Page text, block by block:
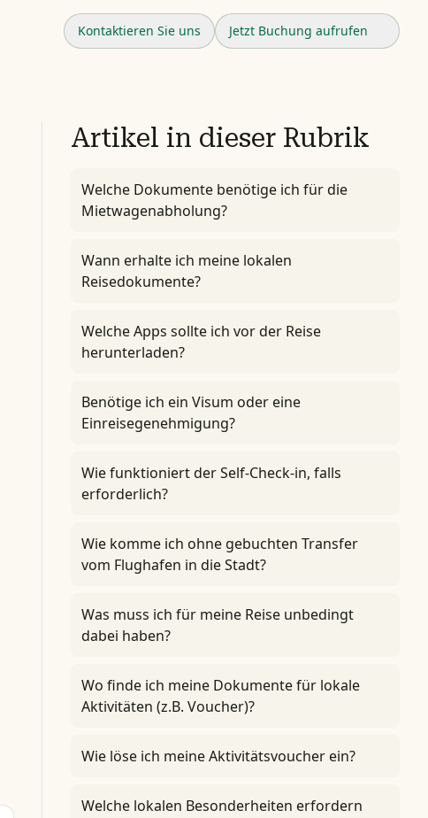
Kontaktieren Sie uns Jetzt Buchung aufrufen
Artikel in dieser Rubrik
Welche Dokumente benötige ich für die
Mietwagenabholung?
Wann erhalte ich meine lokalen
Reisedokumente?
Welche Apps sollte ich vor der Reise
herunterladen?
Benötige ich ein Visum oder eine
Einreisegenehmigung?
Wie funktioniert der Self-Check-in, falls
erforderlich?
Wie komme ich ohne gebuchten Transfer
vom Flughafen in die Stadt?
Was muss ich für meine Reise unbedingt
dabei haben?
Wo finde ich meine Dokumente für lokale
Aktivitäten (z.B. Voucher)?
Wie löse ich meine Aktivitätsvoucher ein?
Welche lokalen Besonderheiten erfordern